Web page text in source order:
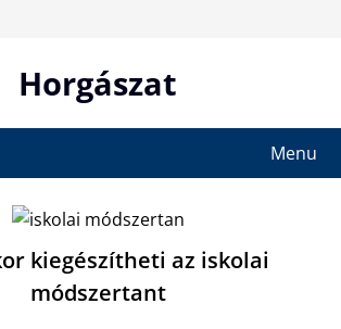
Horgászat
Menu
kiegészítheti az iskolai
módszertant